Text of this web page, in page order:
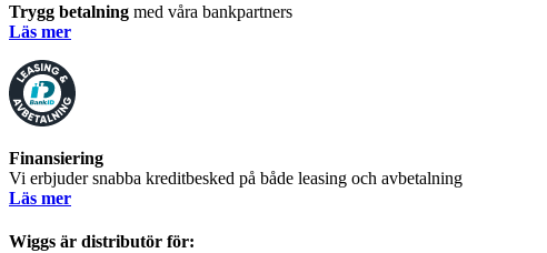
Trygg betalning med våra bankpartners
Läs mer
Finansiering
Vi erbjuder snabba kreditbesked på både leasing och avbetalning
Läs mer
Wiggs är distributör för: